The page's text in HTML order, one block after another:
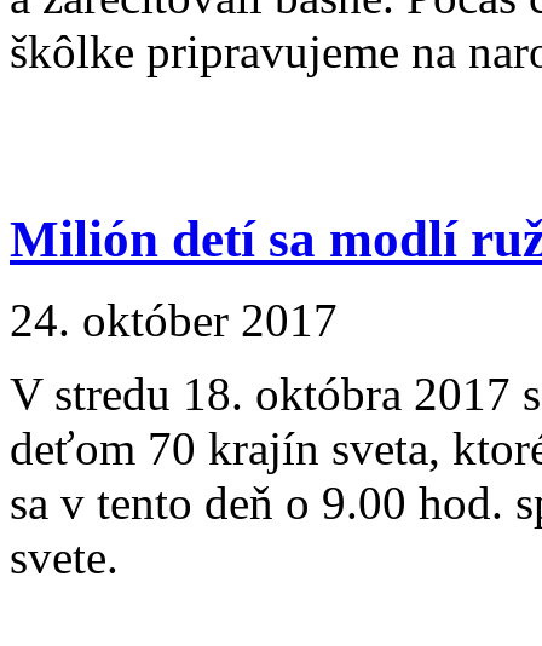
škôlke pripravujeme na
Milión detí sa modlí
24. október 2017
V stredu 18. októbra 2017
deťom 70 krajín sveta,
sa v tento deň o 9.00 hod.
svete.